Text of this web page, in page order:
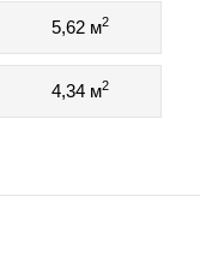
5,62 м2
4,34 м2